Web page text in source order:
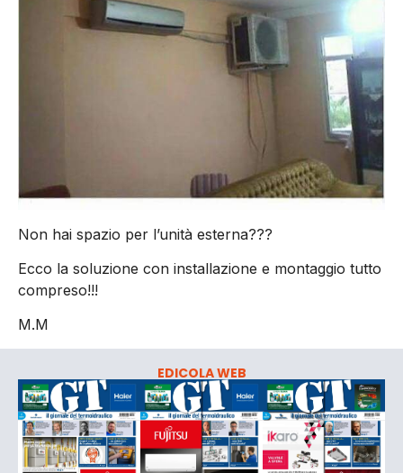
Non hai spazio per l’unità esterna???
Ecco la soluzione con installazione e montaggio tutto
compreso!!!
M.M
EDICOLA WEB